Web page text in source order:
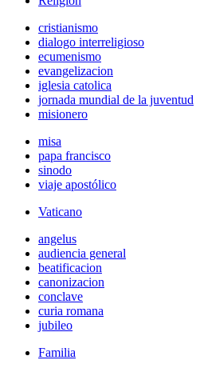
cristianismo
dialogo interreligioso
ecumenismo
evangelizacion
iglesia catolica
jornada mundial de la juventud
misionero
misa
papa francisco
sinodo
viaje apostólico
Vaticano
angelus
audiencia general
beatificacion
canonizacion
conclave
curia romana
jubileo
Familia